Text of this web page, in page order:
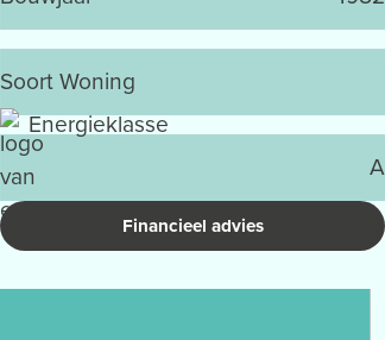
Soort Woning
Energieklasse
A
Financieel advies